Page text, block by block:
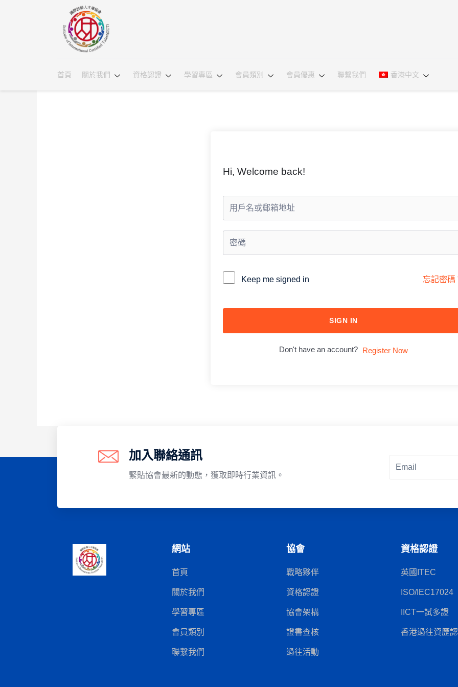
首頁 關於我們 資格認證 學習專區 會員類別 會員優惠 聯繫我們 香港中文
Hi, Welcome back!
Alternative:
Keep me signed in 忘記密碼
SIGN IN
Don't have an account? Register Now
加入聯絡通訊
緊貼協會最新的動態，獲取即時行業資訊。
網站
首頁
關於我們
學習專區
會員類別
聯繫我們
協會
戰略夥伴
資格認證
協會架構
證書查核
過往活動
資格認證
英國ITEC
ISO/IEC17024
IICT一試多證
香港過往資歷